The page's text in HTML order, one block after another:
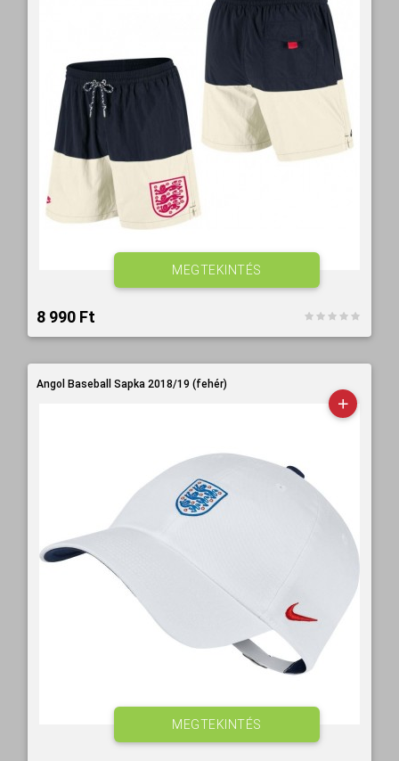
8 990 Ft‎
MEGTEKINTÉS
Angol Baseball Sapka 2018/19 (fehér)
MEGTEKINTÉS